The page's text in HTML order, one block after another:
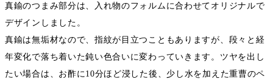
真鍮のつまみ部分は、入れ物のフォルムに合わせてオリジナルで
デザインしました。
真鍮は無垢材なので、指紋が目立つこともありますが、段々と経
年変化で落ち着いた鈍い色合いに変わっていきます。ツヤを出し
たい場合は、お酢に10分ほど浸した後、少し水を加えた重曹のペ